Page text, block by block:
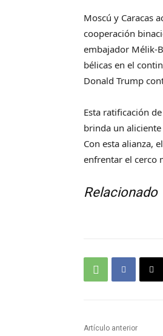
Moscú y Caracas
cooperación
embajador Mélik-
bélicas en el
Donald Trump
Esta ratificación
brinda un
Con esta alianza,
enfrentar el cerco
Relacionado
Artículo anterior